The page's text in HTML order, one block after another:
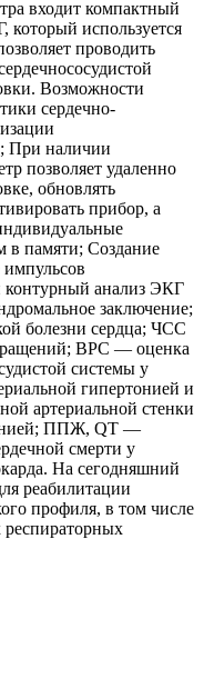
входит компактный
используется
проводить
Возможности
сердечно-
При наличии
позволяет удаленно
обновлять
прибор, а
в памяти; Создание
контурный анализ ЭКГ
заключение;
болезни сердца; ЧСС
ВРС — оценка
системы у
гипертонией и
артериальной стенки
ППЖ, QT —
смерти у
На сегодняшний
реабилитации
профиля, в том числе